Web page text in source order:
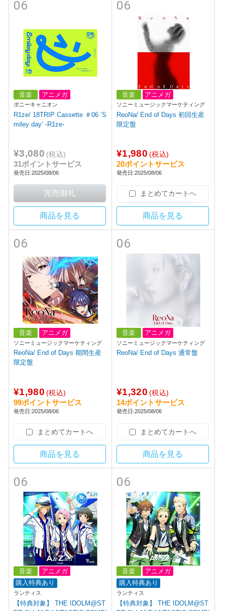
06
音楽 アニメガ
ポニーキャニオン
R1ze/ 18TRIP Cassette ＃06 ‘S
miley day’ -R1ze-
¥3,080 (税込)
31ポイントサービス
発売日:2025/08/06
商品を見る
06
音楽 アニメガ
ソニーミュージックマーケティング
ReoNa/ End of Days 初回生産
限定盤
¥1,980 (税込)
20ポイントサービス
発売日:2025/08/06
まとめてカートへ
商品を見る
06
音楽 アニメガ
ソニーミュージックマーケティング
ReoNa/ End of Days 期間生産
限定盤
¥1,980 (税込)
99ポイントサービス
発売日:2025/08/06
まとめてカートへ
商品を見る
06
音楽 アニメガ
ソニーミュージックマーケティング
ReoNa/ End of Days 通常盤
¥1,320 (税込)
14ポイントサービス
発売日:2025/08/06
まとめてカートへ
商品を見る
06
音楽
アニメガ
購入特典あり
ランティス
【特典対象】 THE IDOLM@ST
06
音楽
アニメガ
購入特典あり
ランティス
【特典対象】 THE IDOLM@ST